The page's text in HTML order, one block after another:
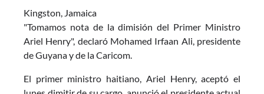
Kingston, Jamaica
"Tomamos nota de la dimisión del Primer Ministro
Ariel Henry", declaró Mohamed Irfaan Ali, presidente
de Guyana y de la Caricom.
El primer ministro haitiano, Ariel Henry, aceptó el